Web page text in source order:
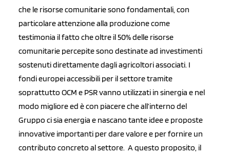
che le risorse comunitarie sono fondamentali, con
particolare attenzione alla produzione come
testimonia il fatto che oltre il 50% delle risorse
comunitarie percepite sono destinate ad investimenti
sostenuti direttamente dagli agricoltori associati. I
fondi europei accessibili per il settore tramite
soprattutto OCM e PSR vanno utilizzati in sinergia e nel
modo migliore ed è con piacere che all’interno del
Gruppo ci sia energia e nascano tante idee e proposte
innovative importanti per dare valore e per fornire un
contributo concreto al settore. A questo proposito, il